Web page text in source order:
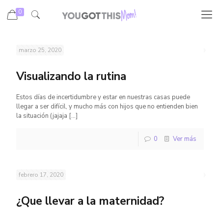
0
marzo 25, 2020
Visualizando la rutina
Estos días de incertidumbre y estar en nuestras casas puede
llegar a ser difícil, y mucho más con hijos que no entienden bien
la situación (jajaja […]
0 Ver más
febrero 17, 2020
¿Que llevar a la maternidad?